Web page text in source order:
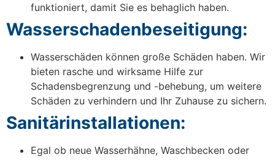
funktioniert, damit Sie es behaglich haben.
Wasserschadenbeseitigung:
Wasserschäden können große Schäden haben. Wir
bieten rasche und wirksame Hilfe zur
Schadensbegrenzung und -behebung, um weitere
Schäden zu verhindern und Ihr Zuhause zu sichern.
Sanitärinstallationen:
Egal ob neue Wasserhähne, Waschbecken oder